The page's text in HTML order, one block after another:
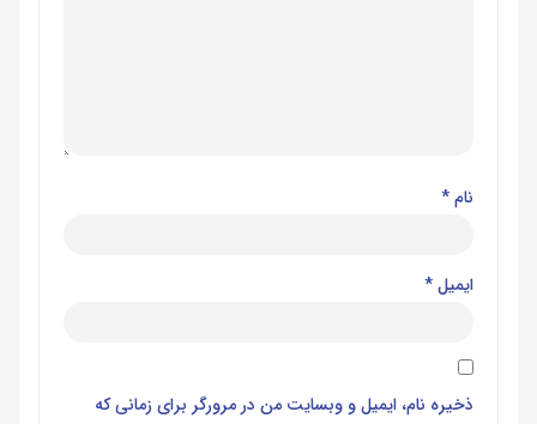
نام*
ایمیل*
ذخیره نام، ایمیل و وبسایت من در مرورگر برای زمانی که